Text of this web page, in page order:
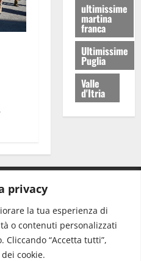
privacy
la tua esperienza di
o contenuti personalizzati
“Accetta tutti”,
cookie.
ultimissime
martina
franca
Ultimissime
Puglia
Valle
d'Itria